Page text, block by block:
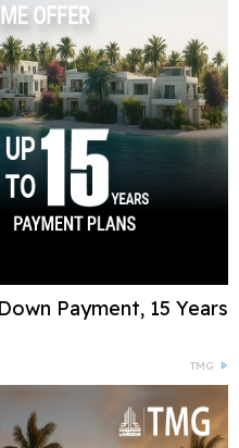
Payment, 15 Years
TMG